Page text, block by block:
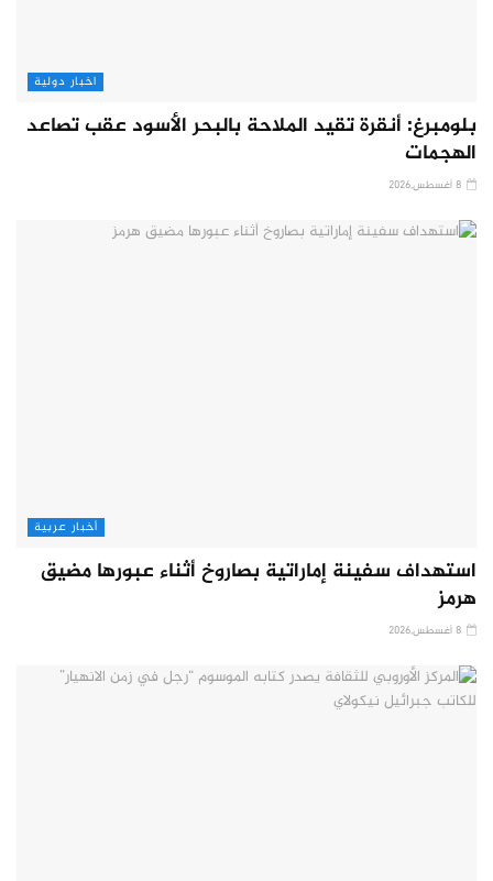
اخبار دولية
بلومبرغ: أنقرة تقيد الملاحة بالبحر الأسود عقب تصاعد
الهجمات
أخبار عربية
استهداف سفينة إماراتية بصاروخ أثناء عبورها مضيق
هرمز